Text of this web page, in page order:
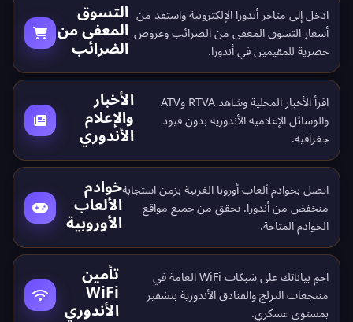
التسوق
المعفى من
الضرائب
ادخل إلى متاجر أندورا الإلكترونية واستفد من
أسعار التسوق المعفى من الضرائب وعروض
حصرية للمقيمين في أندورا.
الأخبار
والإعلام
الأندوري
اقرأ الأخبار المحلية وشاهد RTVA وATV
والوسائل الإعلامية الأندورية بدون قيود
جغرافية.
خوادم
الألعاب
الأوروبية
اتصل بخوادم ألعاب أوروبا الغربية بزمن استجابة
منخفض من أندورا. تحقق من جميع مواقع
الخوادم المتاحة.
تأمين
WiFi
الأندوري
احمِ بياناتك على شبكات WiFi العامة في
منتجعات التزلج والفنادق الأندورية بتشفير
بمستوى عسكري.